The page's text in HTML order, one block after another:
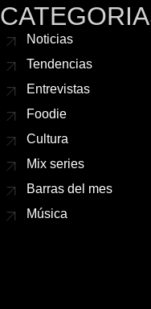
Noticias
Tendencias
Entrevistas
Foodie
Cultura
Mix series
Barras del mes
Música